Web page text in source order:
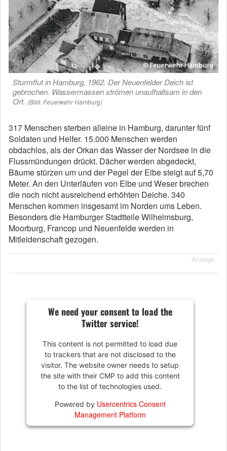
Sturmflut in Hamburg, 1962. Der Neuenfelder Deich ist
gebrochen. Wassermassen strömen unaufhaltsam in den
Ort. (Bild: Feuerwehr Hamburg)
317 Menschen sterben alleine in Hamburg, darunter fünf
Soldaten und Helfer. 15.000 Menschen werden
obdachlos, als der Orkan das Wasser der Nordsee in die
Flussmündungen drückt. Dächer werden abgedeckt,
Bäume stürzen um und der Pegel der Elbe steigt auf 5,70
Meter. An den Unterläufen von Elbe und Weser brechen
die noch nicht ausreichend erhöhten Deiche. 340
Menschen kommen insgesamt im Norden ums Leben.
Besonders die Hamburger Stadtteile Wilhelmsburg,
Moorburg, Francop und Neuenfelde werden in
Mitleidenschaft gezogen.
Anzeige
We need your consent to load the
Twitter service!
This content is not permitted to load due
to trackers that are not disclosed to the
visitor. The website owner needs to setup
the site with their CMP to add this content
to the list of technologies used.
Powered by Usercentrics Consent
Management Platform